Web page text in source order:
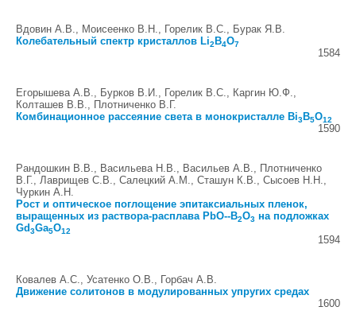
Вдовин А.В., Моисеенко В.Н., Горелик В.С., Бурак Я.В.
Колебательный спектр кристаллов Li2 B4O7
1584
Егорышева А.В., Бурков В.И., Горелик В.С., Каргин Ю.Ф.,
Колташев В.В., Плотниченко В.Г.
Комбинационное рассеяние света в монокристалле Bi3B5O12
1590
Рандошкин В.В., Васильева Н.В., Васильев А.В., Плотниченко
В.Г., Лаврищев С.В., Салецкий А.М., Сташун К.В., Сысоев Н.Н.,
Чуркин А.Н.
Рост и оптическое поглощение эпитаксиальных пленок,
выращенных из раствора-расплава PbO--B2O3 на подложках
Gd3Ga5O12
1594
Ковалев А.С., Усатенко О.В., Горбач А.В.
Движение солитонов в модулированных упругих средах
1600